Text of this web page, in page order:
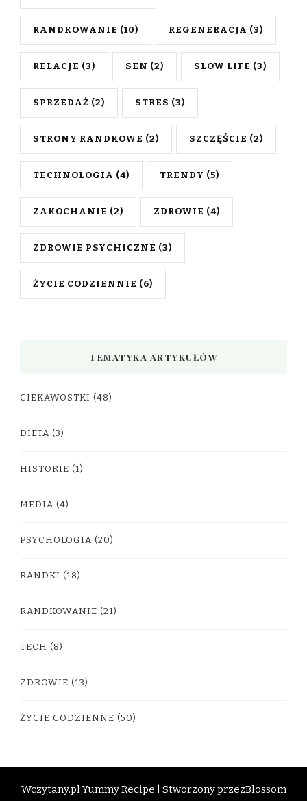
RANDKOWANIE (10) REGENERACJA (3)
RELACJE (3) SEN (2) SLOW LIFE (3)
SPRZEDAŻ (2) STRES (3)
STRONY RANDKOWE (2) SZCZĘŚCIE (2)
TECHNOLOGIA (4) TRENDY (5)
ZAKOCHANIE (2) ZDROWIE (4)
ZDROWIE PSYCHICZNE (3)
ŻYCIE CODZIENNIE (6)
TEMATYKA ARTYKUŁÓW
CIEKAWOSTKI (48)
DIETA (3)
HISTORIE (1)
MEDIA (4)
PSYCHOLOGIA (20)
RANDKI (18)
RANDKOWANIE (21)
TECH (8)
ZDROWIE (13)
ŻYCIE CODZIENNE (50)
Wczytany.plYummy Recipe | Stworzony przezBlossom